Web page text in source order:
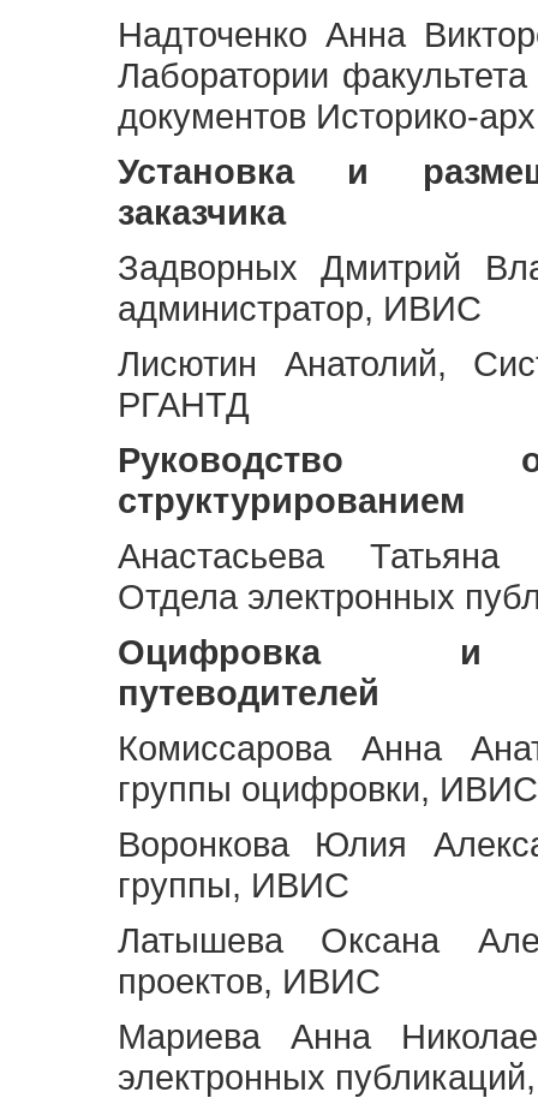
Надточенко Анна
Лаборатории
документов Историко-
Установка и
заказчика
Задворных Дмитрий
администратор, ИВИС
Лисютин Анатолий,
РГАНТД
Руководство
структурированием
Анастасьева Татьяна
Отдела электронных
Оцифровка и
путеводителей
Комиссарова Анна
группы оцифровки, ИВИС
Воронкова Юлия
группы, ИВИС
Латышева Оксана
проектов, ИВИС
Мариева Анна
электронных